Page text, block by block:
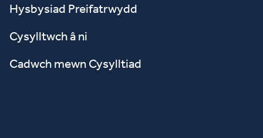
Hysbysiad Preifatrwydd
Cysylltwch â ni
Cadwch mewn Cysylltiad